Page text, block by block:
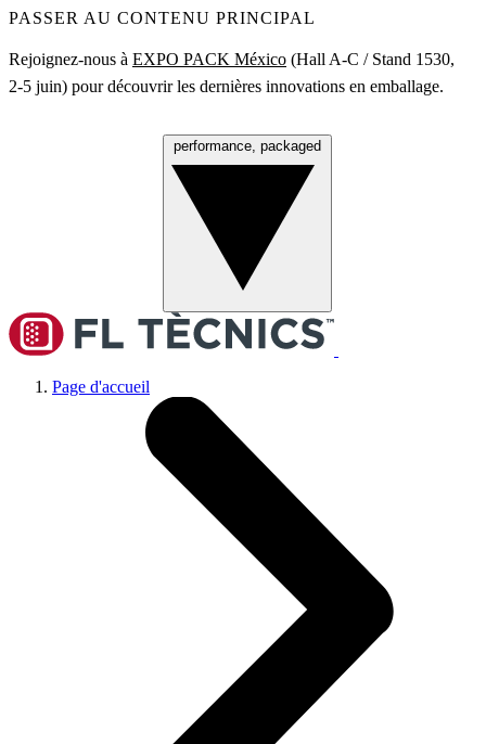
PASSER AU CONTENU PRINCIPAL
Rejoignez‑nous à EXPO PACK México (Hall A‑C / Stand 1530,
2‑5 juin) pour découvrir les dernières innovations en emballage.
performance, packaged
Page d'accueil